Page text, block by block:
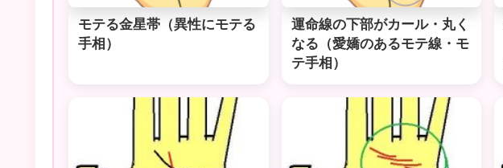
モテる金星帯（異性にモテる
手相）
運命線の下部がカール・丸く
なる（愛嬌のあるモテ線・モ
テ手相）